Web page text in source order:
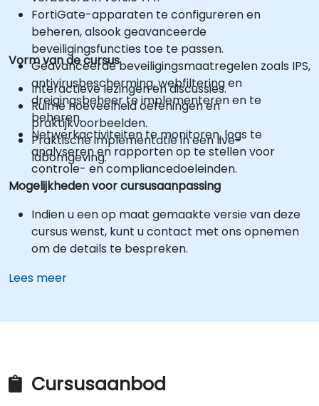
FortiGate-apparaten te configureren en
beheren, alsook geavanceerde
beveiligingsfuncties toe te passen.
Geavanceerde beveiligingsmaatregelen zoals IPS,
antivirusbescherming, webfiltering en
dreigingsbeheer te implementeren en te
beheren.
Netwerkactiviteiten te monitoren, logs te
analyseren en rapporten op te stellen voor
controle- en compliancedoeleinden.
Vorm van de cursus
Interactieve lezingen en discussies.
Ruime hoeveelheid oefeningen en
praktijkvoorbeelden.
Praktische implementatie in een live-
labomgeving.
Mogelijkheden voor cursusaanpassing
Indien u een op maat gemaakte versie van deze
cursus wenst, kunt u contact met ons opnemen
om de details te bespreken.
Lees meer
Cursusaanbod